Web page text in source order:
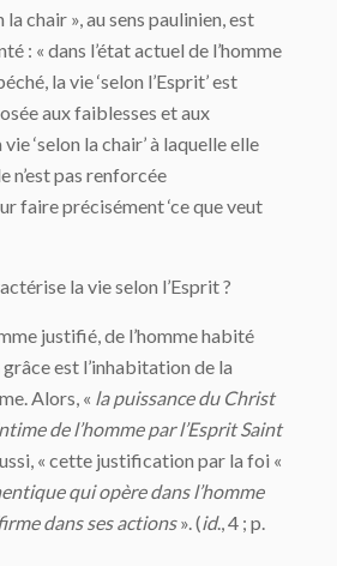
chair », au sens paulinien, est
: « dans l’état actuel de l’homme
la vie ‘selon l’Esprit’ est
aux faiblesses et aux
‘selon la chair’ à laquelle elle
n’est pas renforcée
faire précisément ‘ce que veut
la vie selon l’Esprit ?
justifié, de l’homme habité
est l’inhabitation de la
Alors, « la puissance du Christ
de l’homme par l’Esprit Saint
« cette justification par la foi «
qui opère dans l’homme
dans ses actions». (id., 4 ; p.